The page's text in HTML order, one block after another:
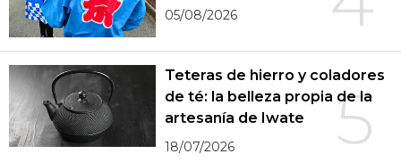
05/08/2026
5
Teteras de hierro y coladores
de té: la belleza propia de la
artesanía de Iwate
18/07/2026